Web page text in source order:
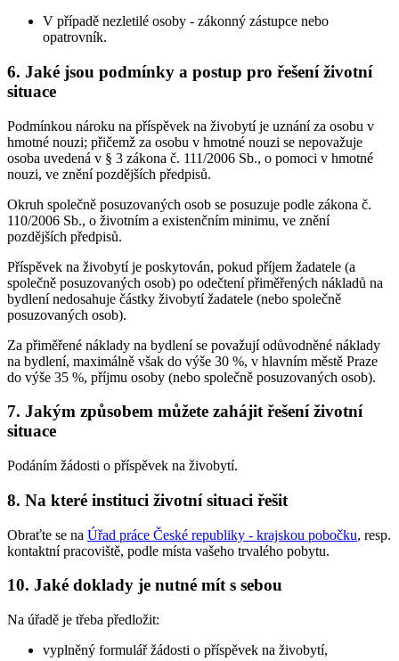
V případě nezletilé osoby - zákonný zástupce nebo
opatrovník.
6. Jaké jsou podmínky a postup pro řešení životní
situace
Podmínkou nároku na příspěvek na živobytí je uznání za osobu v
hmotné nouzi; přičemž za osobu v hmotné nouzi se nepovažuje
osoba uvedená v § 3 zákona č. 111/2006 Sb., o pomoci v hmotné
nouzi, ve znění pozdějších předpisů.
Okruh společně posuzovaných osob se posuzuje podle zákona č.
110/2006 Sb., o životním a existenčním minimu, ve znění
pozdějších předpisů.
Příspěvek na živobytí je poskytován, pokud příjem žadatele (a
společně posuzovaných osob) po odečtení přiměřených nákladů na
bydlení nedosahuje částky živobytí žadatele (nebo společně
posuzovaných osob).
Za přiměřené náklady na bydlení se považují odůvodněné náklady
na bydlení, maximálně však do výše 30 %, v hlavním městě Praze
do výše 35 %, příjmu osoby (nebo společně posuzovaných osob).
7. Jakým způsobem můžete zahájit řešení životní
situace
Podáním žádosti o příspěvek na živobytí.
8. Na které instituci životní situaci řešit
Obraťte se na Úřad práce České republiky - krajskou pobočku, resp.
kontaktní pracoviště, podle místa vašeho trvalého pobytu.
10. Jaké doklady je nutné mít s sebou
Na úřadě je třeba předložit:
vyplněný formulář žádosti o příspěvek na živobytí,